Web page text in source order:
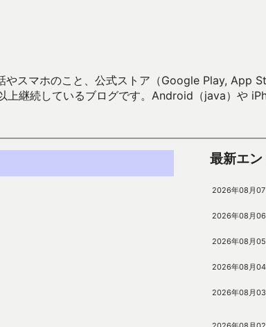
スマホのこと、公式ストア（Google Play, App
上継続しているブログです。Android（java）や
最新エン
2026年08月07
2026年08月06
2026年08月05
2026年08月04
2026年08月03